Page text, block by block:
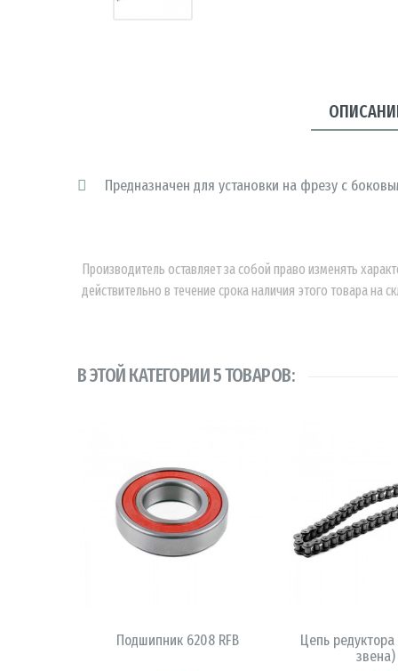
Предназначен для установки на фрезу с
Производитель оставляет за собой право изменять
действительно в течение срока наличия этого товара на
В ЭТОЙ КАТЕГОРИИ 5 ТОВАРОВ:
Подшипник 6208 RFB
Цепь
звена)